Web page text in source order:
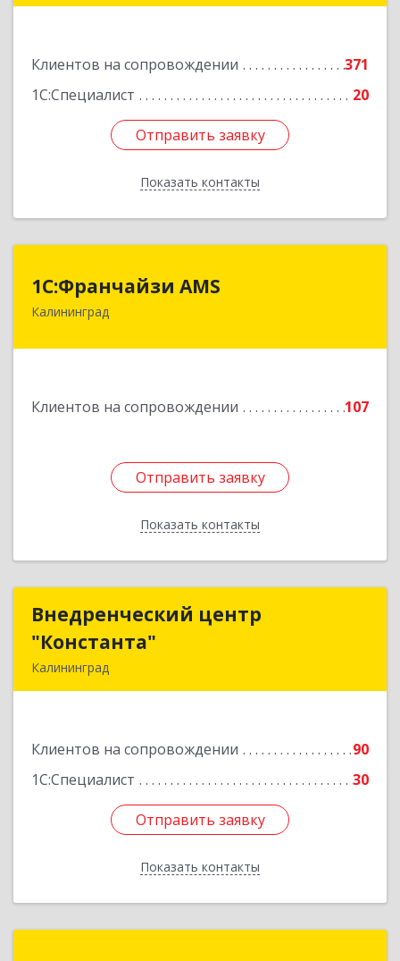
Клиентов на сопровождении
371
1С:Специалист
20
Отправить заявку
Показать контакты
Отправить заявку
Назад
1С:Франчайзи AMS
Калининград
Клиентов на сопровождении 107
Отправить заявку
Показать контакты
238325, Калининградская обл, Гурьевский р-н,
Отправить заявку
Назад
Внедренческий центр
"Константа"
Калининград
Клиентов на сопровождении
90
1С:Специалист
30
Отправить заявку
Показать контакты
Внедренческий центр
Подробнее
Отправить заявку
Назад